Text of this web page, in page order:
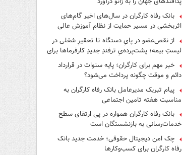
بانک رفاه کارگران در سال‌های اخیر گام‌های
اثربخشی در مسیر حمایت از نظام آموزش عالی
برداشته است
از نقص‌عضو در پایِ دستگاه تا تحقیرِ شغلی در
لیستِ بیمه؛ پشت‌پرده‌یِ ترفندِ جدیدِ کارفرماها برای
فرار از قانون چیست؟
خبر مهم برای کارگران؛ پایه سنوات در قرارداد
دائم و موقت چگونه پرداخت می‌شود؟
پیام تبریک مدیرعامل بانک رفاه کارگران به
مناسبت هفته تامین اجتماعی
بانک رفاه کارگران همواره در پی ارتقای سطح
خدمات‌رسانی به بازنشستگان است
چک امن دیجیتال حقوقی؛ خدمت جدید بانک
رفاه کارگران برای کسب‌وکارها